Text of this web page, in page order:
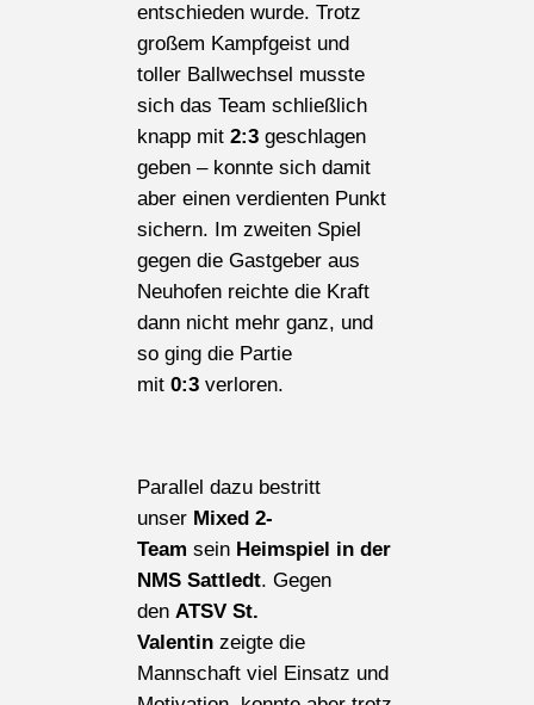
entschieden wurde. Trotz
großem Kampfgeist und
toller Ballwechsel musste
sich das Team schließlich
knapp mit2:3 geschlagen
geben – konnte sich damit
aber einen verdienten Punkt
sichern. Im zweiten Spiel
gegen die Gastgeber aus
Neuhofen reichte die Kraft
dann nicht mehr ganz, und
so ging die Partie
mit0:3 verloren.
Parallel dazu bestritt
unser Mixed 2-
Team sein Heimspiel in der
NMS Sattledt. Gegen
den ATSV St.
Valentin zeigte die
Mannschaft viel Einsatz und